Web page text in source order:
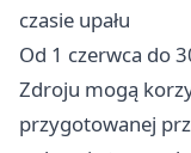
czasie upału
Od 1 czerwca do
Zdroju mogą
przygotowanej